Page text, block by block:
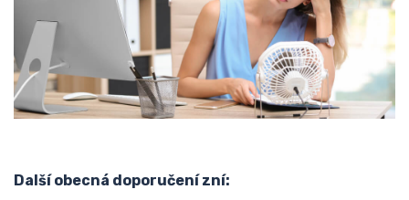
Další obecná doporučení zní: